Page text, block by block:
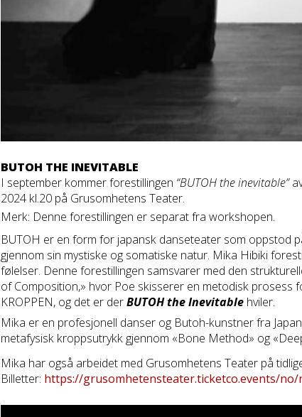
BUTOH THE INEVITABLE
I september kommer forestillingen “BUTOH the inevitable”
2024 kl.20 på Grusomhetens Teater.
Merk: Denne forestillingen er separat fra workshopen.
BUTOH er en form for japansk danseteater som oppstod
gjennom sin mystiske og somatiske natur. Mika Hibiki
følelser. Denne forestillingen samsvarer med den
of Composition,» hvor Poe skisserer en metodisk prosess
KROPPEN, og det er derBUTOH the Inevitable hviler.
Mika er en profesjonell danser og Butoh-kunstner fra
metafysisk kroppsutrykk gjennom «Bone Method» og
Mika har også arbeidet med Grusomhetens Teater på
Billetter: https://grusomhetensteater.ticketco.events/no/